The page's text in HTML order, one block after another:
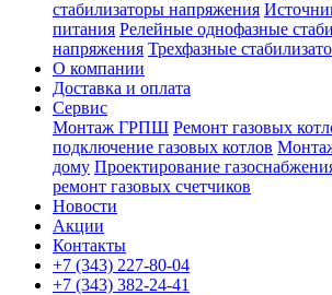
стабилизаторы напряжения
питания Релейные однофазные
напряжения Трехфазные
О компании
Доставка и оплата
Сервис
Монтаж ГРПШ Ремонт газовых
подключение газовых котлов
дому Проектирование
ремонт газовых счетчиков
Новости
Акции
Контакты
+7 (343) 227-80-04
+7 (343) 382-24-41